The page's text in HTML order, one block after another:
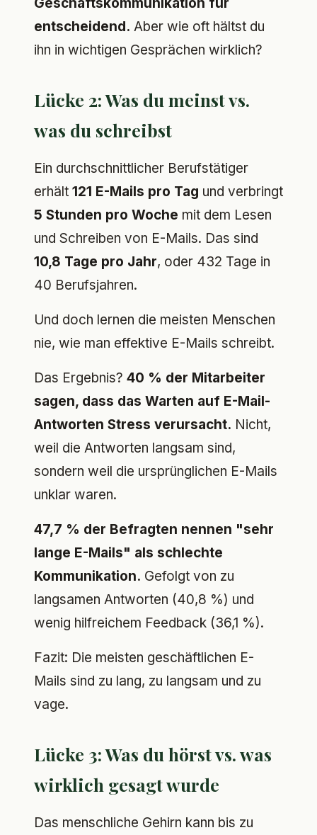
Geschäftskommunikation für
entscheidend. Aber wie oft hältst du
ihn in wichtigen Gesprächen wirklich?
Lücke 2: Was du meinst vs.
was du schreibst
Ein durchschnittlicher Berufstätiger
erhält 121 E-Mails pro Tag und verbringt
5 Stunden pro Woche mit dem Lesen
und Schreiben von E-Mails. Das sind
10,8 Tage pro Jahr, oder 432 Tage in
40 Berufsjahren.
Und doch lernen die meisten Menschen
nie, wie man effektive E-Mails schreibt.
Das Ergebnis? 40 % der Mitarbeiter
sagen, dass das Warten auf E-Mail-
Antworten Stress verursacht. Nicht,
weil die Antworten langsam sind,
sondern weil die ursprünglichen E-Mails
unklar waren.
47,7 % der Befragten nennen "sehr
lange E-Mails" als schlechte
Kommunikation. Gefolgt von zu
langsamen Antworten (40,8 %) und
wenig hilfreichem Feedback (36,1 %).
Fazit: Die meisten geschäftlichen E-
Mails sind zu lang, zu langsam und zu
vage.
Lücke 3: Was du hörst vs. was
wirklich gesagt wurde
Das menschliche Gehirn kann bis zu